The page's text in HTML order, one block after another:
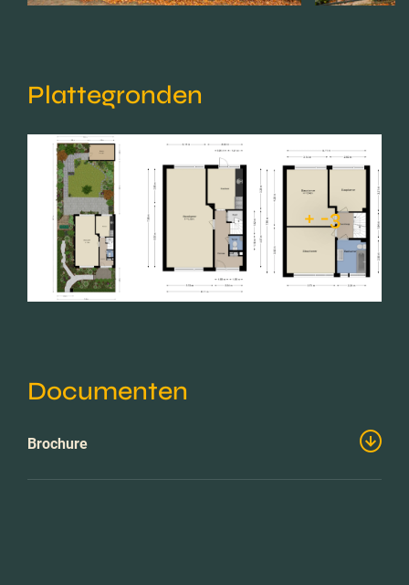
Plattegronden
+ -3
Documenten
Brochure